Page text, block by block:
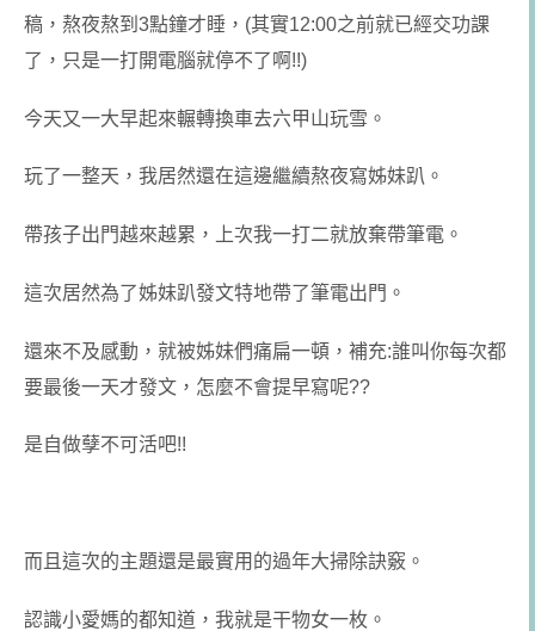
稿，熬夜熬到3點鐘才睡，(其實12:00之前就已經交功課
了，只是一打開電腦就停不了啊!!)
今天又一大早起來輾轉換車去六甲山玩雪。
玩了一整天，我居然還在這邊繼續熬夜寫姊妹趴。
帶孩子出門越來越累，上次我一打二就放棄帶筆電。
這次居然為了姊妹趴發文特地帶了筆電出門。
還來不及感動，就被姊妹們痛扁一頓，補充:誰叫你每次都
要最後一天才發文，怎麼不會提早寫呢??
是自做孽不可活吧!!
而且這次的主題還是最實用的過年大掃除訣竅。
認識小愛媽的都知道，我就是干物女一枚。